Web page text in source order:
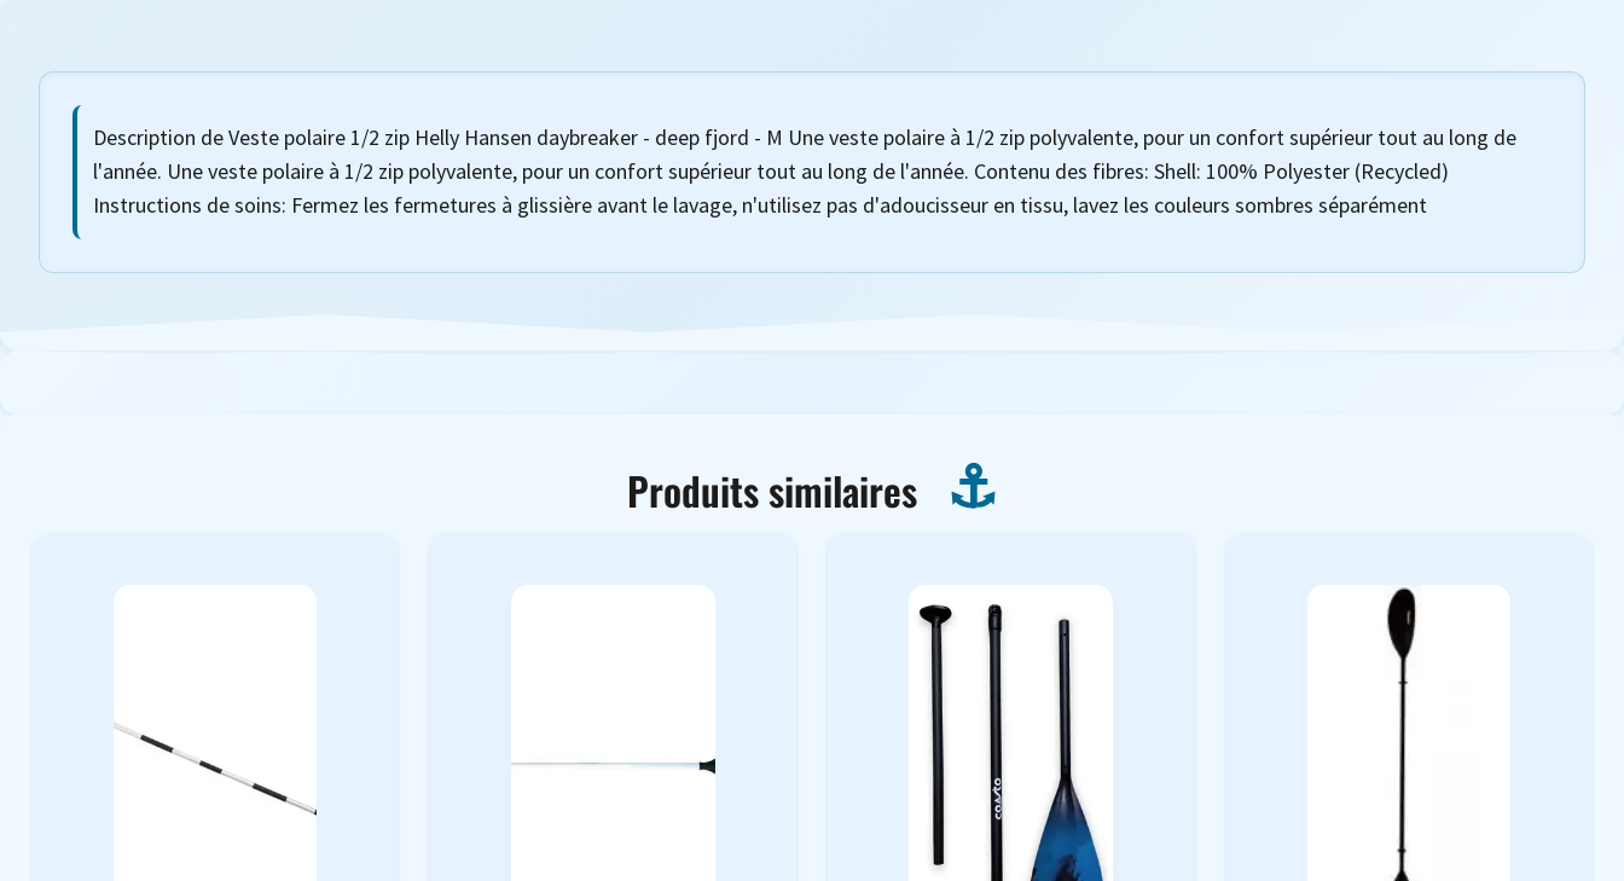
Description de Veste polaire 1/2 zip Helly Hansen daybreaker - deep fjord - M Une veste polaire à 1/2 zip polyvalente, pour un confort supérieur tout au long de
l'année. Une veste polaire à 1/2 zip polyvalente, pour un confort supérieur tout au long de l'année. Contenu des fibres: Shell: 100% Polyester (Recycled)
Instructions de soins: Fermez les fermetures à glissière avant le lavage, n'utilisez pas d'adoucisseur en tissu, lavez les couleurs sombres séparément
Produits similaires